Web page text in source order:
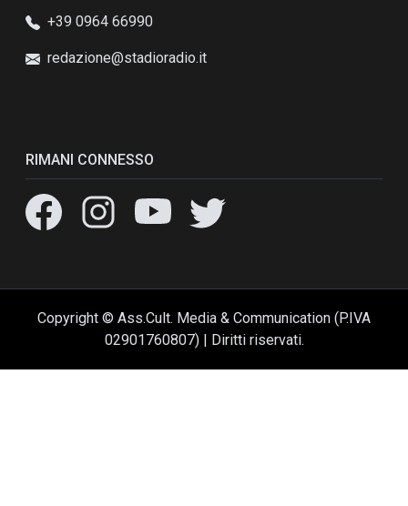
+39 0964 66990
redazione@stadioradio.it
RIMANI CONNESSO
Copyright © Ass.Cult. Media & Communication (P.IVA
02901760807) | Diritti riservati.